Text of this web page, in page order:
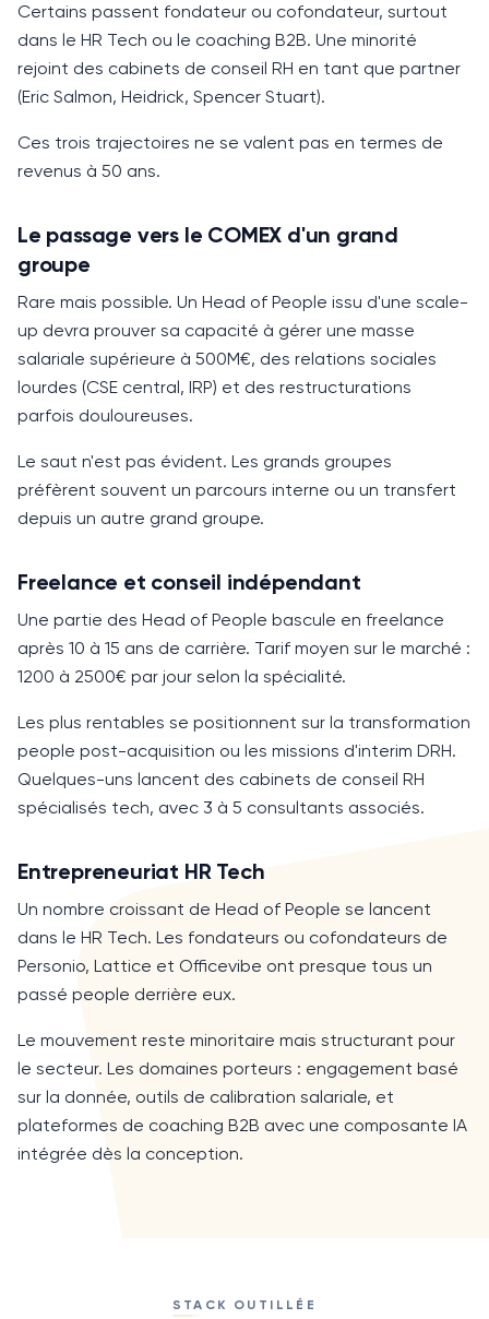
Certains passent fondateur ou cofondateur, surtout
dans le HR Tech ou le coaching B2B. Une minorité
rejoint des cabinets de conseil RH en tant que partner
(Eric Salmon, Heidrick, Spencer Stuart).
Ces trois trajectoires ne se valent pas en termes de
revenus à 50 ans.
Le passage vers le COMEX d'un grand
groupe
Rare mais possible. Un Head of People issu d'une scale-
up devra prouver sa capacité à gérer une masse
salariale supérieure à 500M€, des relations sociales
lourdes (CSE central, IRP) et des restructurations
parfois douloureuses.
Le saut n'est pas évident. Les grands groupes
préfèrent souvent un parcours interne ou un transfert
depuis un autre grand groupe.
Freelance et conseil indépendant
Une partie des Head of People bascule en freelance
après 10 à 15 ans de carrière. Tarif moyen sur le marché :
1200 à 2500€ par jour selon la spécialité.
Les plus rentables se positionnent sur la transformation
people post-acquisition ou les missions d'interim DRH.
Quelques-uns lancent des cabinets de conseil RH
spécialisés tech, avec 3 à 5 consultants associés.
Entrepreneuriat HR Tech
Un nombre croissant de Head of People se lancent
dans le HR Tech. Les fondateurs ou cofondateurs de
Personio, Lattice et Officevibe ont presque tous un
passé people derrière eux.
Le mouvement reste minoritaire mais structurant pour
le secteur. Les domaines porteurs : engagement basé
sur la donnée, outils de calibration salariale, et
plateformes de coaching B2B avec une composante IA
intégrée dès la conception.
STACK OUTILLÉE